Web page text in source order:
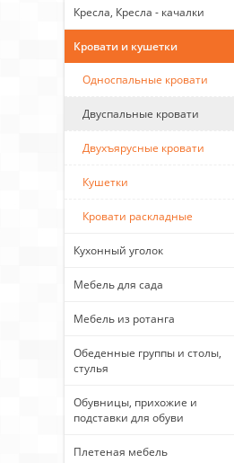
Кресла, Кресла - качалки
Кровати и кушетки
Односпальные кровати
Двуспальные кровати
Двухъярусные кровати
Кушетки
Кровати раскладные
Кухонный уголок
Мебель для сада
Мебель из ротанга
Обеденные группы и столы,
стулья
Обувницы, прихожие и
подставки для обуви
Плетеная мебель